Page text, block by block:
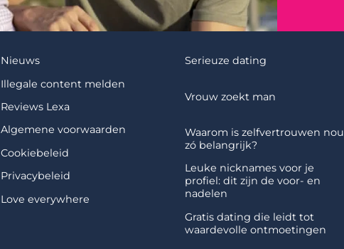
Nieuws
Illegale content melden
Reviews Lexa
Algemene voorwaarden
Cookiebeleid
Privacybeleid
Love everywhere
Serieuze dating
Vrouw zoekt man
Waarom is zelfvertrouwen nou
zó belangrijk?
Leuke nicknames voor je
profiel: dit zijn de voor- en
nadelen
Gratis dating die leidt tot
waardevolle ontmoetingen